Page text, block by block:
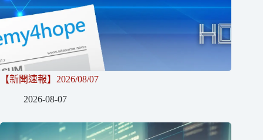
【新聞速報】2026/08/07
2026-08-07